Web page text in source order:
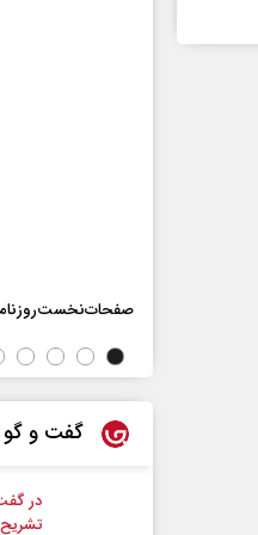
صفحات‌نخست‌روزنامه ها‌ی